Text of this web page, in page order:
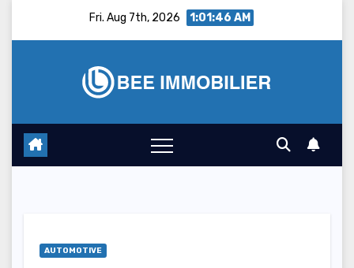
Fri. Aug 7th, 2026 1:01:47 AM
AUTOMOTIVE